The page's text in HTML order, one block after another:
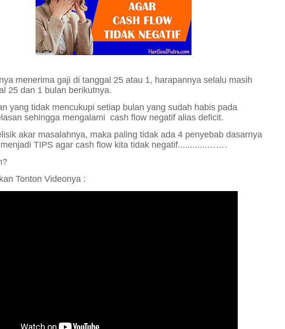
menerima gaji di tanggal 25 atau 1, harapannya selalu masih
25 dan 1 bulan berikutnya.
yang tidak mencukupi setiap bulan yang sudah habis pada
sehingga mengalami cash flow negatif alias deficit.
akar masalahnya, maka paling tidak ada 4 penyebab dasarnya
TIPS agar cash flow kita tidak negatif............…….
Tonton Videonya :